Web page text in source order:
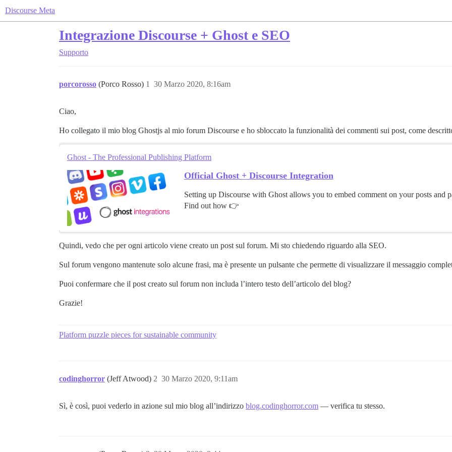
Discourse Meta
Integrazione Discourse + Ghost e SEO
Supporto
porcorosso (Porco Rosso) 30 Marzo 2020, 8:16am
1
Ciao,
Ho collegato il mio blog Ghostjs al mio forum Discourse e ho sbloccato la funzionalità dei commenti sui post, come
Ghost - The Professional Publishing Platform
Official Ghost + Discourse Integration
Setting up Discourse with Ghost allows you to embed comment on your posts
Find out how 👉
Quindi, vedo che per ogni articolo viene creato un post sul forum. Mi sto chiedendo riguardo alla SEO.
Sul forum vengono mantenute solo alcune frasi, ma è presente un pulsante che permette di visualizzare il messaggio
Puoi confermare che il post creato sul forum non includa l’intero testo dell’articolo del blog?
Grazie!
Platform puzzle pieces for sustainable community
codinghorror (Jeff Atwood) 30 Marzo 2020, 9:11am
2
Sì, è così, puoi vederlo in azione sul mio blog all’indirizzo blog.codinghorror.com — verifica tu stesso.